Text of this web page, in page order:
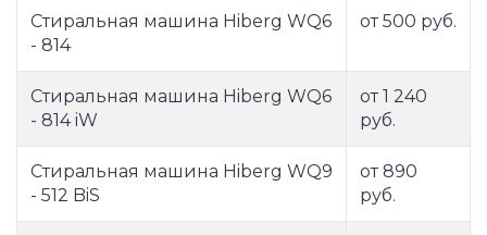
Стиральная машина Hiberg WQ6
- 814
от 500 руб.
Стиральная машина Hiberg WQ6
- 814 iW
от 1 240
руб.
Стиральная машина Hiberg WQ9
- 512 BiS
от 890
руб.